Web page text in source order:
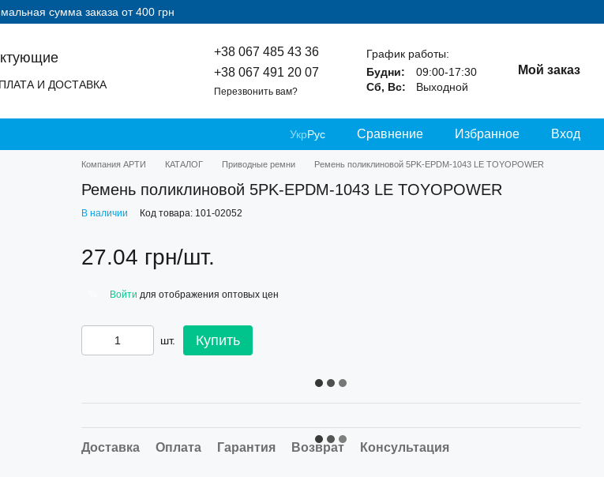
сумма заказа от 400 грн
И ДОСТАВКА
+38 067 485 43 36
+38 067 491 20 07
Перезвонить вам?
График работы:
Будни:
09:00-17:30
Сб, Вс:
Выходной
Мой заказ
УкрРус Сравнение Избранное Вход
Компания АРТИ КАТАЛОГ Приводные ремни Ремень поликлиновой 5PK-EPDM-1043 LE TOYOPOWER
Ремень поликлиновой 5PK-EPDM-1043 LE TOYOPOWER
В наличии Код товара: 101-02052
27.04 грн/шт.
Войти для отображения оптовых цен
шт. Купить
Доставка Оплата Гарантия Возврат Консультация